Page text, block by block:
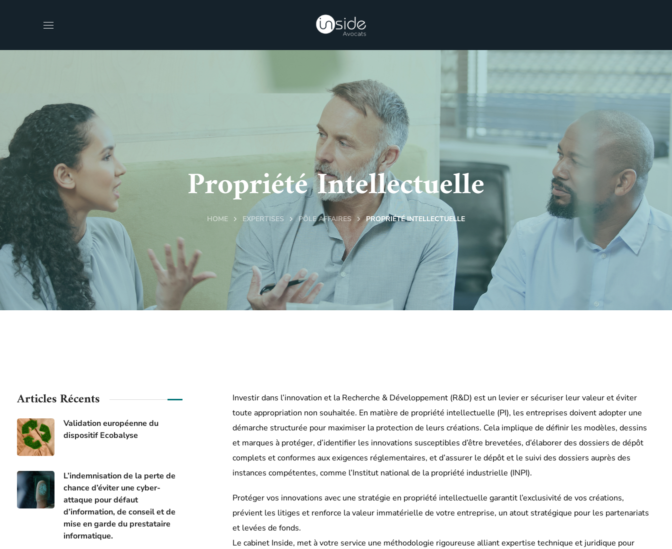
Propriété Intellectuelle
HOME EXPERTISES PÔLE AFFAIRES PROPRIÉTÉ INTELLECTUELLE
Investir dans l’innovation et la Recherche & Développement (R&D) est un levier er sécuriser leur valeur et éviter
toute appropriation non souhaitée. En matière de propriété intellectuelle (PI), les entreprises doivent adopter une
démarche structurée pour maximiser la protection de leurs créations. Cela implique de définir les modèles, dessins
et marques à protéger, d’identifier les innovations susceptibles d’être brevetées, d’élaborer des dossiers de dépôt
complets et conformes aux exigences réglementaires, et d’assurer le dépôt et le suivi des dossiers auprès des
instances compétentes, comme l’Institut national de la propriété industrielle (INPI).
Protéger vos innovations avec une stratégie en propriété intellectuelle garantit l’exclusivité de vos créations,
prévient les litiges et renforce la valeur immatérielle de votre entreprise, un atout stratégique pour les partenariats
et levées de fonds.
Le cabinet Inside, met à votre service une méthodologie rigoureuse alliant expertise technique et juridique pour
Articles Récents
Validation européenne du
dispositif Ecobalyse
L’indemnisation de la perte de
chance d’éviter une cyber-
attaque pour défaut
d’information, de conseil et de
mise en garde du prestataire
informatique.